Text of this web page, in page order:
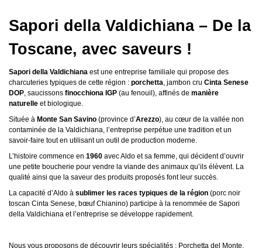
Sapori della Valdichiana – De la
Toscane, avec saveurs !
Sapori della Valdichiana est une entreprise familiale qui propose des
charcuteries typiques de cette région : porchetta , jambon cru Cinta Senese
DOP , saucissons finocchiona IGP (au fenouil), affinés de manière
naturelle et biologique.
Située à Monte San Savino (province d’Arezzo), au cœur de la vallée non
contaminée de la Valdichiana, l’entreprise perpétue une tradition et un
savoir-faire tout en utilisant un outil de production moderne.
L’histoire commence en 1960 avec Aldo et sa femme, qui décident d’ouvrir
une petite boucherie pour vendre la viande des animaux qu’ils élèvent. La
qualité ainsi que la saveur des produits proposés font leur succès.
La capacité d’Aldo à sublimer les races typiques de la région (porc noir
toscan Cinta Senese, bœuf Chianino) participe à la renommée de Sapori
della Valdichiana et l’entreprise se développe rapidement.
Nous vous proposons de découvrir leurs spécialités : Porchetta del Monte,